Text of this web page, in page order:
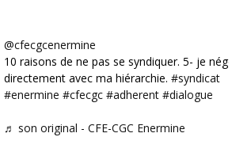
@cfecgcenermine
10 raisons de ne pas se syndiquer. 5- je
directement avec ma hiérarchie. #syndicat
#enermine #cfecgc #adherent #dialogue
♬ son original - CFE-CGC Enermine